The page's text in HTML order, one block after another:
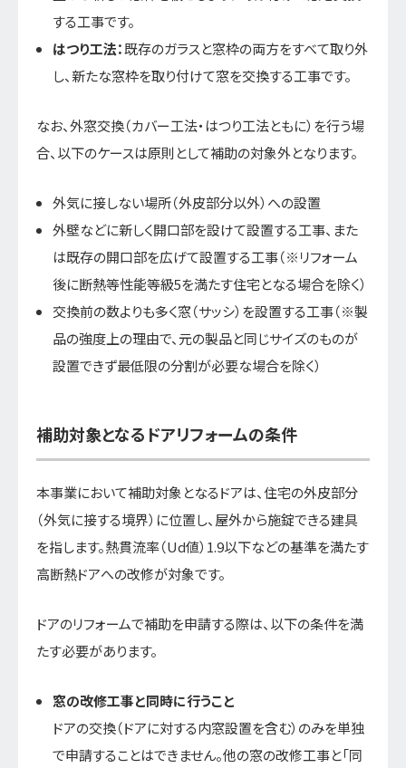
する工事です。
はつり工法：既存のガラスと窓枠の両方をすべて取り外
し、新たな窓枠を取り付けて窓を交換する工事です。
なお、外窓交換（カバー工法・はつり工法ともに）を行う場
合、以下のケースは原則として補助の対象外となります。
外気に接しない場所（外皮部分以外）への設置
外壁などに新しく開口部を設けて設置する工事、また
は既存の開口部を広げて設置する工事（※リフォーム
後に断熱等性能等級5を満たす住宅となる場合を除く）
交換前の数よりも多く窓（サッシ）を設置する工事（※製
品の強度上の理由で、元の製品と同じサイズのものが
設置できず最低限の分割が必要な場合を除く）
補助対象となるドアリフォームの条件
本事業において補助対象となるドアは、住宅の外皮部分
（外気に接する境界）に位置し、屋外から施錠できる建具
を指します。熱貫流率（Ud値）1.9以下などの基準を満たす
高断熱ドアへの改修が対象です。
ドアのリフォームで補助を申請する際は、以下の条件を満
たす必要があります。
窓の改修工事と同時に行うこと
ドアの交換（ドアに対する内窓設置を含む）のみを単独
で申請することはできません。他の窓の改修工事と「同